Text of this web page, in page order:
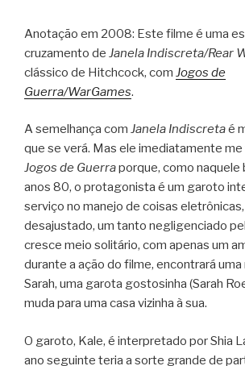
Anotação em 2008: Este filme é uma
cruzamento de Janela Indiscreta/Rear
clássico de Hitchcock, com Jogos de
Guerra/WarGames.
A semelhança com Janela Indiscretaé
que se verá. Mas ele imediatamente
Jogos de Guerraporque, como naquele
anos 80, o protagonista é um garoto
serviço no manejo de coisas
desajustado, um tanto negligenciado
cresce meio solitário, com apenas um
durante a ação do filme, encontrará uma
Sarah, uma garota gostosinha (Sarah
muda para uma casa vizinha à sua.
O garoto, Kale, é interpretado por Shia
ano seguinte teria a sorte grande de